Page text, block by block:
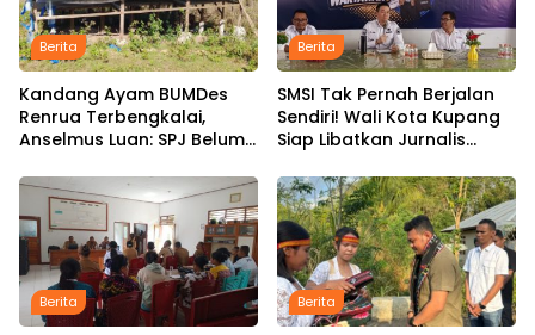
Berita
Kandang Ayam BUMDes
Renrua Terbengkalai,
Anselmus Luan: SPJ Belum
Desa Sejak Januari Belum
Dibayar
Berita
SMSI Tak Pernah Berjalan
Sendiri! Wali Kota Kupang
Siap Libatkan Jurnalis
Pemkot
Berita Berita